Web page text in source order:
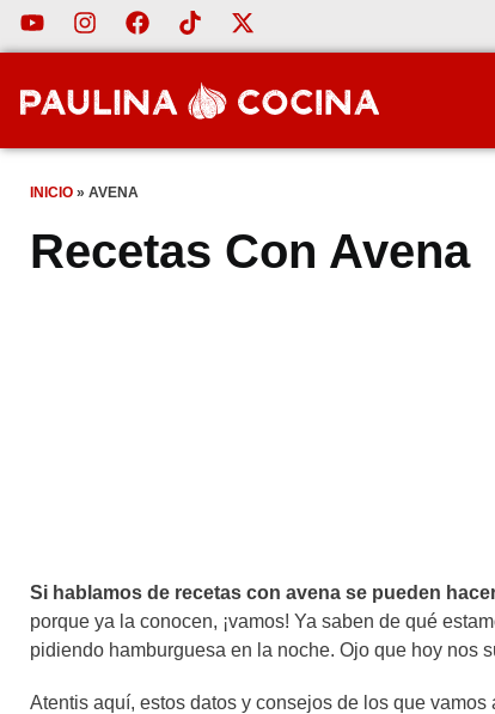
INICIO » AVENA
Recetas Con Avena
Si hablamos de recetas con avena se pueden
porque ya la conocen, ¡vamos! Ya saben de qué
pidiendo hamburguesa en la noche. Ojo que hoy nos
Atentis aquí, estos datos y consejos de los que